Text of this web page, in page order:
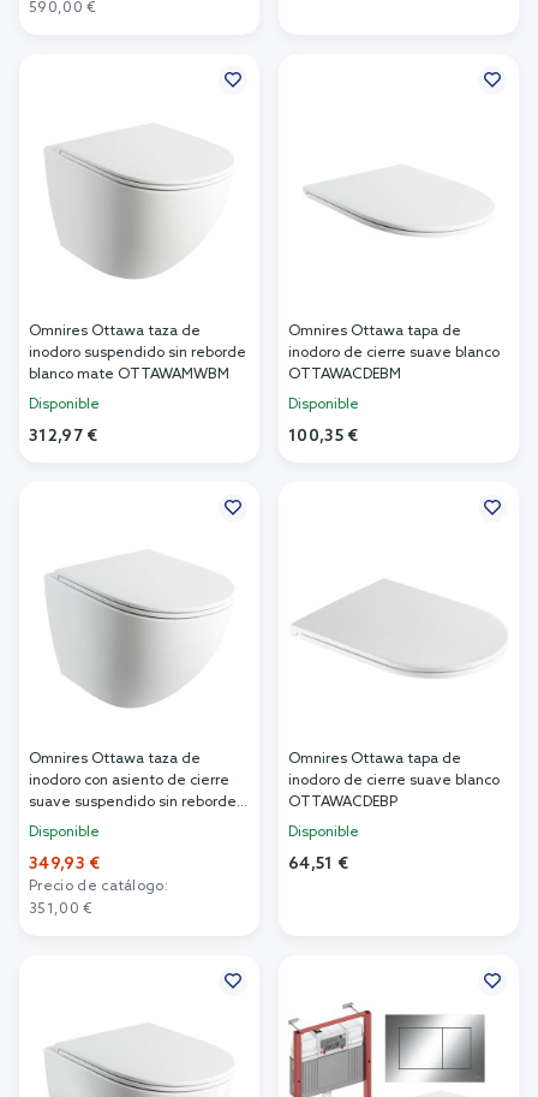
590,00 €
Omnires Ottawa taza de
inodoro suspendido sin reborde
blanco mate OTTAWAMWBM
Disponible
312,97 €
Omnires Ottawa tapa de
inodoro de cierre suave blanco
OTTAWACDEBM
Disponible
100,35 €
Omnires Ottawa taza de
inodoro con asiento de cierre
suave suspendido sin reborde
blanco mate OTTAWACMWBM
Disponible
349,93 €
Precio de catálogo:
351,00 €
Omnires Ottawa tapa de
inodoro de cierre suave blanco
OTTAWACDEBP
Disponible
64,51 €